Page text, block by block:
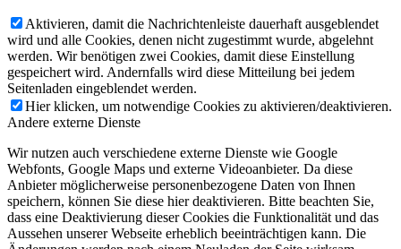
Aktivieren, damit die Nachrichtenleiste dauerhaft ausgeblendet
wird und alle Cookies, denen nicht zugestimmt wurde, abgelehnt
werden. Wir benötigen zwei Cookies, damit diese Einstellung
gespeichert wird. Andernfalls wird diese Mitteilung bei jedem
Seitenladen eingeblendet werden.
Hier klicken, um notwendige Cookies zu aktivieren/deaktivieren.
Andere externe Dienste
Wir nutzen auch verschiedene externe Dienste wie Google
Webfonts, Google Maps und externe Videoanbieter. Da diese
Anbieter möglicherweise personenbezogene Daten von Ihnen
speichern, können Sie diese hier deaktivieren. Bitte beachten Sie,
dass eine Deaktivierung dieser Cookies die Funktionalität und das
Aussehen unserer Webseite erheblich beeinträchtigen kann. Die